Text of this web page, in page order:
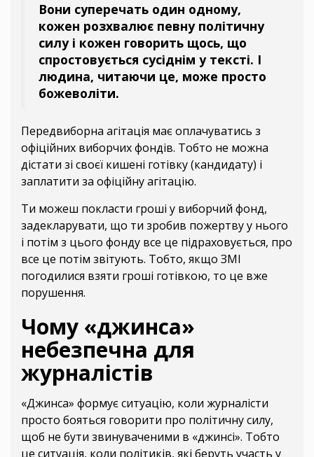
Вони суперечать один одному,
кожен розхвалює певну політичну
силу і кожен говорить щось, що
спростовується сусіднім у тексті. І
людина, читаючи це, може просто
божеволіти.
Передвиборна агітація має оплачуватись з
офіційних виборчих фондів. Тобто не можна
дістати зі своєї кишені готівку (кандидату) і
заплатити за офіційну агітацію.
Ти можеш покласти гроші у виборчий фонд,
задекларувати, що ти зробив пожертву у нього
і потім з цього фонду все це підраховується, про
все це потім звітують. Тобто, якщо ЗМІ
погодилися взяти гроші готівкою, то це вже
порушення.
Чому «джинса»
небезпечна для
журналістів
«Джинса» формує ситуацію, коли журналісти
просто бояться говорити про політичну силу,
щоб не бути звинуваченими в «джинсі». Тобто
це ситуація, коли політиків, які беруть участь у